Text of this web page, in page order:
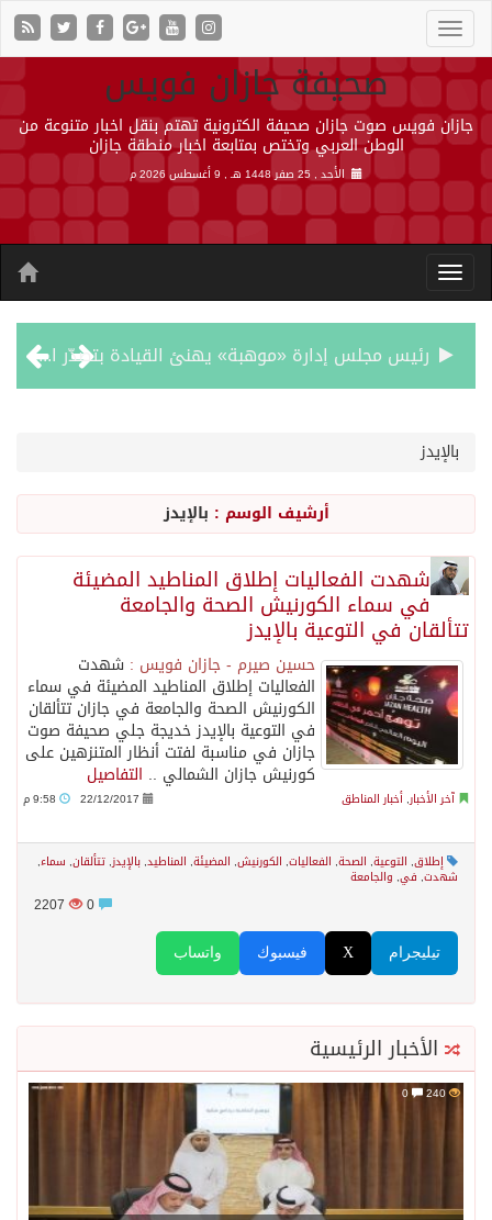
صحيفة جازان فويس
جازان فويس صوت جازان صحيفة الكترونية تهتم بنقل اخبار متنوعة من
الوطن العربي وتختص بمتابعة اخبار منطقة جازان
الأحد , 25 صفر 1448 هـ , 9 أغسطس 2026 م
رئيس مجلس إدارة «موهبة» يهنئ القيادة بتصدّر المملكة نتائج أولمبياد العلوم النووية الدولي ونجاح استضافته
رحبت المملكة ببيان مجلس الأمن وتنديده بهجمات ميليشيا الحوثي الإرهابية
الأرصاد” يُنبّه من أمطار على منطقة جازان
حالة الطقس المتوقعة اليوم في المملكة
أجواء من الحب والتراث تزين ليلة عرس آل صيرم
اتفاقية مكة… تعزيز الردع لحماية الاستقرار وترحيب اقليمي ودولي بها
بالإيدز
أرشيف الوسم : بالإيدز
شهدت الفعاليات إطلاق المناطيد المضيئة
في سماء الكورنيش الصحة والجامعة
تتألقان في التوعية بالإيدز
حسين صيرم - جازان فويس : شهدت
الفعاليات إطلاق المناطيد المضيئة في سماء
الكورنيش الصحة والجامعة في جازان تتألقان
في التوعية بالإيدز خديجة جلي صحيفة صوت
جازان في مناسبة لفتت أنظار المتنزهين على
كورنيش جازان الشمالي .. التفاصيل
آخر الأخبار, أخبار المناطق 22/12/2017
إطلاق, التوعية, الصحة, الفعاليات, الكورنيش, المضيئة, المناطيد, بالإيدز, تتألقان, سماء,
شهدت, في, والجامعة
2207
واتساب فيسبوك X تيليجرام
الأخبار الرئيسية
240